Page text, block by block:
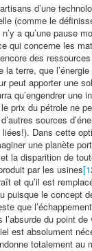
d’une
(comme le
a qu’une pause
qui concerne les
des
la terre, que
peut apporter une
qu’engendrer une
prix du pétrole ne
sources
Dans cette
une planète
la disparition de
par les usines
et qu’il est
puisque le concept
que
l’absurde du point
est absolument
totalement au